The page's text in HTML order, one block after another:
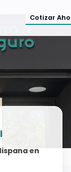
Cotizar Ahora >
en